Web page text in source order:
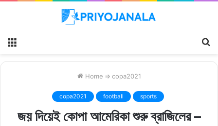
Home ⇒ copa2021
copa2021 football sports
জয় দিয়েই কোপা আমেরিকা শুরু ব্রাজিলের –